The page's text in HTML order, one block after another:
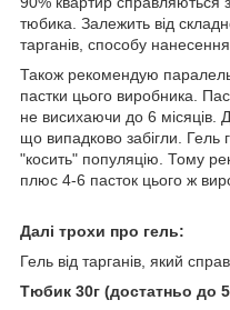
тюбика. Залежить від
тарганів, способу нанесення.
Також рекомендую
пастки цього виробника.
не висихаючи до 6 місяців.
що випадково забігли.
"косить" популяцію. Тому
плюс 4-6 пасток цього ж
Далі трохи про гель:
Гель від тарганів, який
Тюбик 30г (достатньо до